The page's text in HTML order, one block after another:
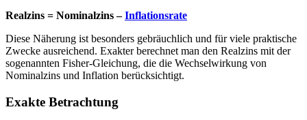
Realzins = Nominalzins –Inflationsrate
Diese Näherung ist besonders gebräuchlich und für viele praktische
Zwecke ausreichend. Exakter berechnet man den Realzins mit der
sogenannten Fisher-Gleichung, die die Wechselwirkung von
Nominalzins und Inflation berücksichtigt.
Exakte Betrachtung